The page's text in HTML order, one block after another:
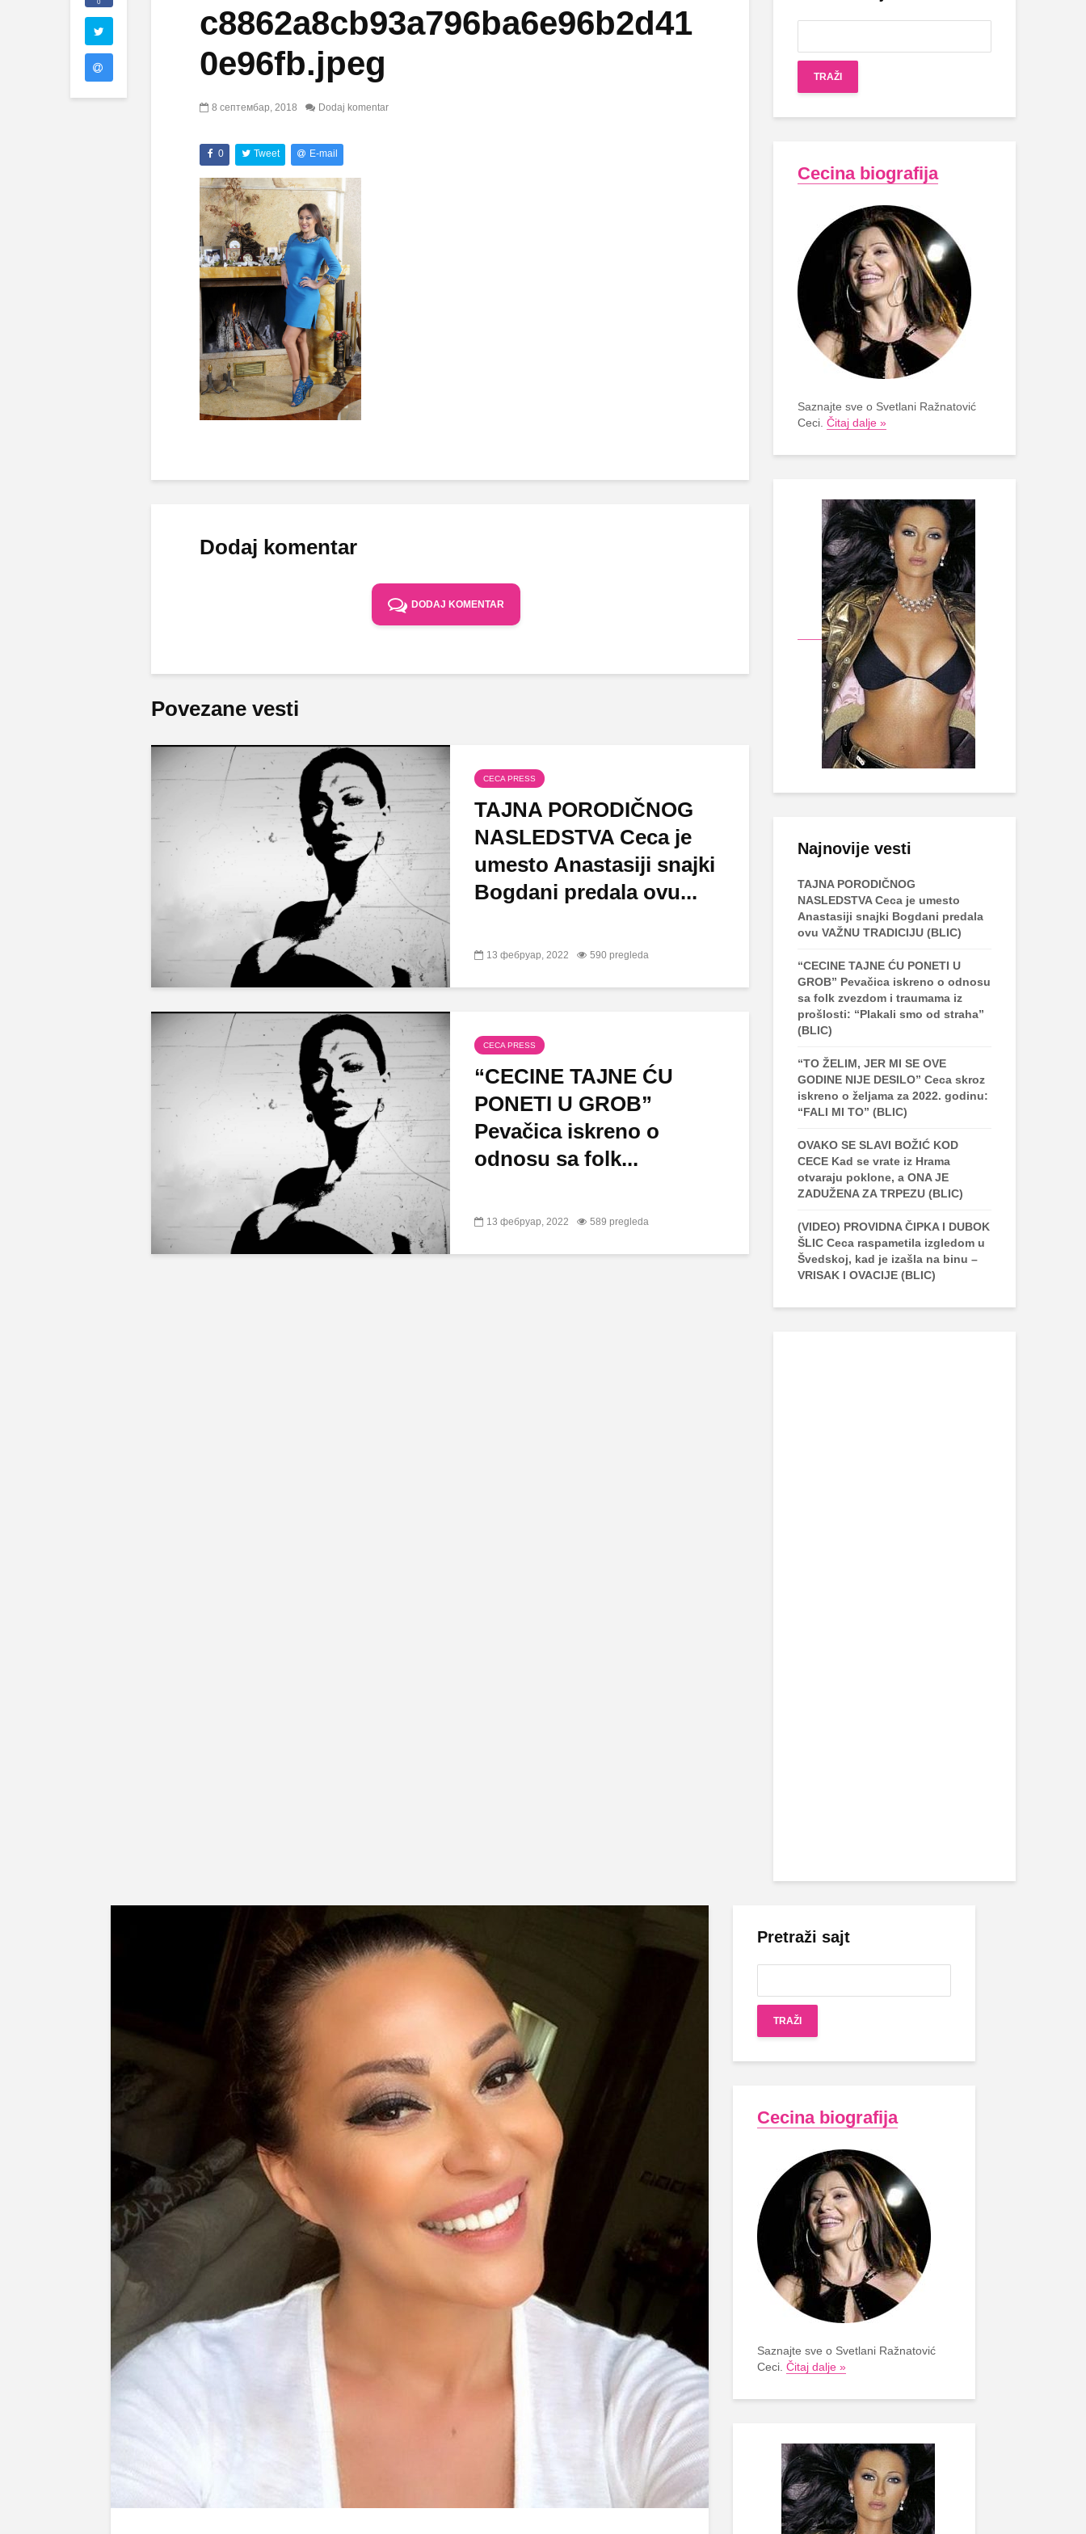
c8862a8cb93a796ba6e96b2d41
0e96fb.jpeg
8 септембар, 2018 Dodaj komentar
0 Tweet E-mail
Dodaj komentar
DODAJ KOMENTAR
Povezane vesti
CECA PRESS
TAJNA PORODIČNOG
NASLEDSTVA Ceca je
umesto Anastasiji snajki
Bogdani predala ovu...
13 фебруар, 2022 590 pregleda
CECA PRESS
“CECINE TAJNE ĆU
PONETI U GROB”
Pevačica iskreno o
odnosu sa folk...
13 фебруар, 2022 589 pregleda
Cecina biografija
Saznajte sve o Svetlani Ražnatović
Ceci. Čitaj dalje »
Najnovije vesti
TAJNA PORODIČNOG
NASLEDSTVA Ceca je umesto
Anastasiji snajki Bogdani predala
ovu VAŽNU TRADICIJU (BLIC)
“CECINE TAJNE ĆU PONETI U
GROB” Pevačica iskreno o odnosu
sa folk zvezdom i traumama iz
prošlosti: “Plakali smo od straha”
(BLIC)
“TO ŽELIM, JER MI SE OVE
GODINE NIJE DESILO” Ceca skroz
iskreno o željama za 2022. godinu:
“FALI MI TO” (BLIC)
OVAKO SE SLAVI BOŽIĆ KOD
CECE Kad se vrate iz Hrama
otvaraju poklone, a ONA JE
ZADUŽENA ZA TRPEZU (BLIC)
(VIDEO) PROVIDNA ČIPKA I DUBOK
ŠLIC Ceca raspametila izgledom u
Švedskoj, kad je izašla na binu –
VRISAK I OVACIJE (BLIC)
Pretraži sajt
Cecina biografija
Saznajte sve o Svetlani Ražnatović
Ceci. Čitaj dalje »